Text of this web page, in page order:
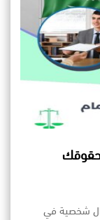
شخصية في